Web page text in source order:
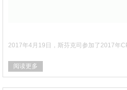
2017年4月19日，斯芬克司参加了2017年
阅读更多